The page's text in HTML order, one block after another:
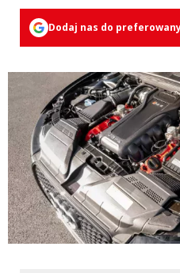
Dodaj nas do